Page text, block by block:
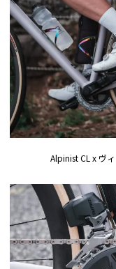
Alpinist CL x ヴ